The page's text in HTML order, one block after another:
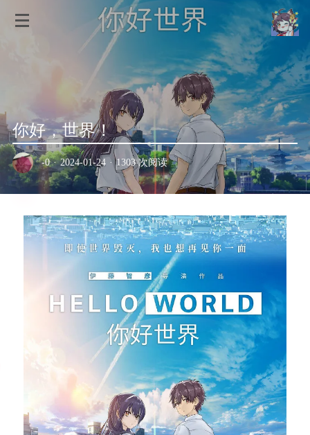
你好，世界！
-0 · 2024-01-24 · 1303 次阅读